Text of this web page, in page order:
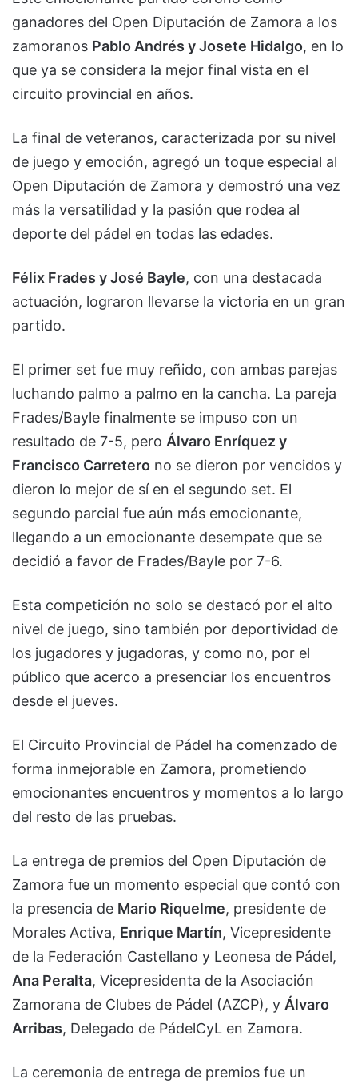
ganadores del Open Diputación de Zamora a los
zamoranos Pablo Andrés y Josete Hidalgo, en lo
que ya se considera la mejor final vista en el
circuito provincial en años.
La final de veteranos, caracterizada por su nivel
de juego y emoción, agregó un toque especial al
Open Diputación de Zamora y demostró una vez
más la versatilidad y la pasión que rodea al
deporte del pádel en todas las edades.
Félix Frades y José Bayle, con una destacada
actuación, lograron llevarse la victoria en un gran
partido.
El primer set fue muy reñido, con ambas parejas
luchando palmo a palmo en la cancha. La pareja
Frades/Bayle finalmente se impuso con un
resultado de 7-5, pero Álvaro Enríquez y
Francisco Carretero no se dieron por vencidos y
dieron lo mejor de sí en el segundo set. El
segundo parcial fue aún más emocionante,
llegando a un emocionante desempate que se
decidió a favor de Frades/Bayle por 7-6.
Esta competición no solo se destacó por el alto
nivel de juego, sino también por deportividad de
los jugadores y jugadoras, y como no, por el
público que acerco a presenciar los encuentros
desde el jueves.
El Circuito Provincial de Pádel ha comenzado de
forma inmejorable en Zamora, prometiendo
emocionantes encuentros y momentos a lo largo
del resto de las pruebas.
La entrega de premios del Open Diputación de
Zamora fue un momento especial que contó con
la presencia de Mario Riquelme, presidente de
Morales Activa, Enrique Martín, Vicepresidente
de la Federación Castellano y Leonesa de Pádel,
Ana Peralta, Vicepresidenta de la Asociación
Zamorana de Clubes de Pádel (AZCP), y Álvaro
Arribas, Delegado de PádelCyL en Zamora.
La ceremonia de entrega de premios fue un